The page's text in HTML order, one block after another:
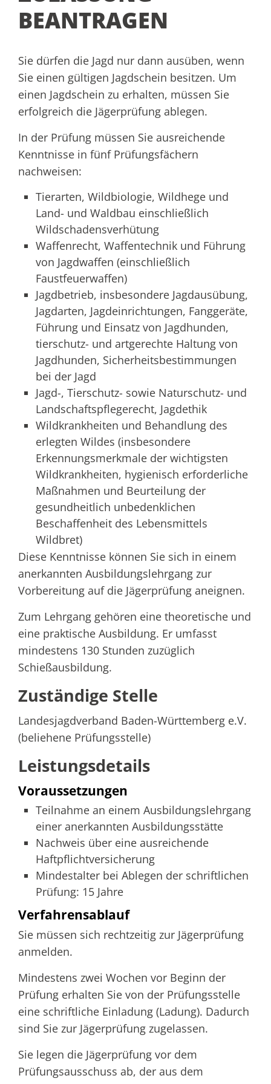
BEANTRAGEN
Sie dürfen die Jagd nur dann ausüben, wenn
Sie einen gültigen Jagdschein besitzen. Um
einen Jagdschein zu erhalten, müssen Sie
erfolgreich die Jägerprüfung ablegen.
In der Prüfung müssen Sie ausreichende
Kenntnisse in fünf Prüfungsfächern
nachweisen:
Tierarten, Wildbiologie, Wildhege und
Land- und Waldbau einschließlich
Wildschadensverhütung
Waffenrecht, Waffentechnik und Führung
von Jagdwaffen (einschließlich
Faustfeuerwaffen)
Jagdbetrieb, insbesondere Jagdausübung,
Jagdarten, Jagdeinrichtungen, Fanggeräte,
Führung und Einsatz von Jagdhunden,
tierschutz- und artgerechte Haltung von
Jagdhunden, Sicherheitsbestimmungen
bei der Jagd
Jagd-, Tierschutz- sowie Naturschutz- und
Landschaftspflegerecht, Jagdethik
Wildkrankheiten und Behandlung des
erlegten Wildes (insbesondere
Erkennungsmerkmale der wichtigsten
Wildkrankheiten, hygienisch erforderliche
Maßnahmen und Beurteilung der
gesundheitlich unbedenklichen
Beschaffenheit des Lebensmittels
Wildbret)
Diese Kenntnisse können Sie sich in einem
anerkannten Ausbildungslehrgang zur
Vorbereitung auf die Jägerprüfung aneignen.
Zum Lehrgang gehören eine theoretische und
eine praktische Ausbildung. Er umfasst
mindestens 130 Stunden zuzüglich
Schießausbildung.
Zuständige Stelle
Landesjagdverband Baden-Württemberg e.V.
(beliehene Prüfungsstelle)
Leistungsdetails
Voraussetzungen
Teilnahme an einem Ausbildungslehrgang
einer anerkannten Ausbildungsstätte
Nachweis über eine ausreichende
Haftpflichtversicherung
Mindestalter bei Ablegen der schriftlichen
Prüfung: 15 Jahre
Verfahrensablauf
Sie müssen sich rechtzeitig zur Jägerprüfung
anmelden.
Mindestens zwei Wochen vor Beginn der
Prüfung erhalten Sie von der Prüfungsstelle
eine schriftliche Einladung (Ladung). Dadurch
sind Sie zur Jägerprüfung zugelassen.
Sie legen die Jägerprüfung vor dem
Prüfungsausschuss ab, der aus dem